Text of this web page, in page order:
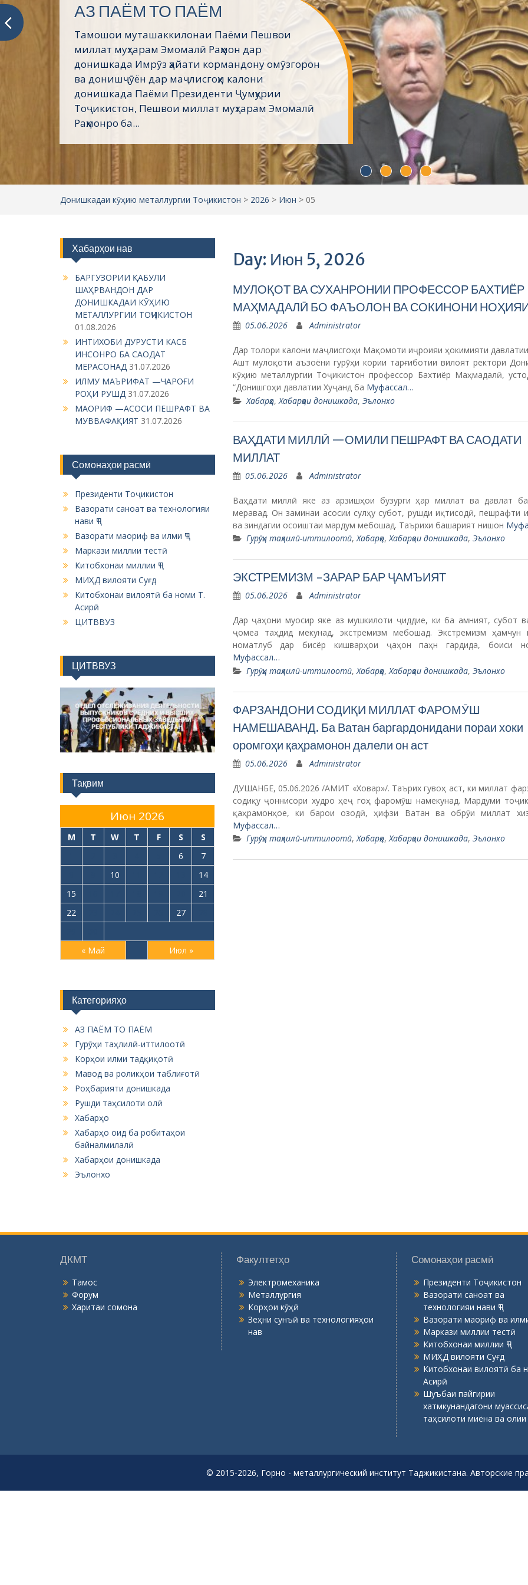
Пешвое, ки ғами ҷаҳониёнро
мехӯранд
Асосгузори сулҳу ваҳдати миллӣ – Пешвои миллат,
Президенти Ҷумҳурии Тоҷикистон муҳтарам
Эмомалӣ Раҳмон дар эҳё ва пойдории давлати
кунунии тоҷикон саҳми беандоза доранд.
Таърихи ғанӣ ва куҳани тоҷикон воқеаҳои
сиёсии...
Донишкадаи кӯҳию металлургии Тоҷикистон > 2026 > Июн > 05
Day: Июн 5, 2026
МУЛОҚОТ ВА СУХАНРОНИИ ПРОФЕССОР БАХТИЁР
МАҲМАДАЛӢ БО ФАЪОЛОН ВА СОКИНОНИ
05.06.2026 Administrator
Дар толори калони маҷлисгоҳи Мақомоти иҷроияи ҳокимияти
Ашт мулоқоти аъзоёни гурӯҳи кории тарғиботии вилоят ректори
кӯҳию металлургии Тоҷикистон профессор Бахтиёр Маҳмадалӣ,
“Донишгоҳи давлатии Хуҷанд ба Муфассал…
Хабарҳо, Хабарҳои донишкада, Эълонхо
ВАҲДАТИ МИЛЛӢ —ОМИЛИ ПЕШРАФТ ВА САОДАТИ
МИЛЛАТ
05.06.2026 Administrator
Ваҳдати миллӣ яке аз арзишҳои бузурги ҳар миллат ва давлат
меравад. Он заминаи асосии сулҳу субот, рушди иқтисодӣ, пешрафти
ва зиндагии осоиштаи мардум мебошад. Таърихи башарият нишон
Гурӯҳи таҳлилӣ-иттилоотӣ,Хабарҳо,Хабарҳои донишкада, Эълонхо
ЭКСТРЕМИЗМ -ЗАРАР БАР ҶАМЪИЯТ
05.06.2026 Administrator
Дар ҷаҳони муосир яке аз мушкилоти ҷиддие, ки ба амният, субот
ҷомеа таҳдид мекунад, экстремизм мебошад. Экстремизм ҳамчун
номатлуб дар бисёр кишварҳои ҷаҳон паҳн гардида, боиси
Муфассал…
Гурӯҳи таҳлилӣ-иттилоотӣ, Хабарҳо, Хабарҳои донишкада, Эълонхо
ФАРЗАНДОНИ СОДИҚИ МИЛЛАТ ФАРОМӮШ
НАМЕШАВАНД. Ба Ватан баргардонидани пораи хоки
оромгоҳи қаҳрамонон далели он аст
05.06.2026 Administrator
ДУШАНБЕ, 05.06.2026 /АМИТ «Ховар»/. Таърих гувоҳ аст, ки миллат
содиқу ҷоннисори худро ҳеҷ гоҳ фаромӯш намекунад. Мардуми
қаҳрамонҳое, ки барои озодӣ, ҳифзи Ватан ва обрӯи миллат
Муфассал…
Гурӯҳи таҳлилӣ-иттилоотӣ,Хабарҳо,Хабарҳои донишкада, Эълонхо
Хабарҳои нав
БАРГУЗОРИИ ҚАБУЛИ
ШАҲРВАНДОН ДАР
ДОНИШКАДАИ КӮҲИЮ
МЕТАЛЛУРГИИ ТОҶИКИСТОН
01.08.2026
ИНТИХОБИ ДУРУСТИ КАСБ
ИНСОНРО БА САОДАТ
МЕРАСОНАД 31.07.2026
ИЛМУ МАЪРИФАТ —ЧАРОҒИ
РОҲИ РУШД 31.07.2026
МАОРИФ —АСОСИ ПЕШРАФТ ВА
МУВВАФАҚИЯТ 31.07.2026
Сомонаҳои расмӣ
Президенти Тоҷикистон
Вазорати саноат ва технологияи
нави ҶТ
Вазорати маориф ва илми ҶТ
Маркази миллии тестӣ
Китобхонаи миллии ҶТ
МИҲД вилояти Суғд
Китобхонаи вилоятӣ ба номи Т.
Асирӣ
ЦИТВВУЗ
ЦИТВВУЗ
Тақвим
Июн 2026
M T W T F S S
« Май Июл »
6
7
10
14
15
21
22
27
Категорияҳо
АЗ ПАЁМ ТО ПАЁМ
Гурӯҳи таҳлилӣ-иттилоотӣ
Корҳои илми тадқиқотӣ
Мавод ва роликҳои таблиғотӣ
Роҳбарияти донишкада
Рушди таҳсилоти олӣ
Хабарҳо
Хабарҳо оид ба робитаҳои
байналмилалӣ
Хабарҳои донишкада
Эълонхо
ДКМТ
Тамос
Форум
Харитаи сомона
Факултетҳо
Электромеханика
Металлургия
Корҳои кӯҳӣ
Зеҳни сунъӣ ва технологияҳои
нав
Сомонаҳои расмӣ
Президенти Тоҷикистон
Вазорати саноат ва
технологияи нави ҶТ
Вазорати маориф ва
Маркази миллии тестӣ
Китобхонаи миллии ҶТ
МИҲД вилояти Суғд
Китобхонаи вилоятӣ ба
Асирӣ
Шуъбаи пайгирии
хатмкунандагони
таҳсилоти миёна ва олии
© 2015-2026, Горно - металлургический институт Таджикистана. Авторские